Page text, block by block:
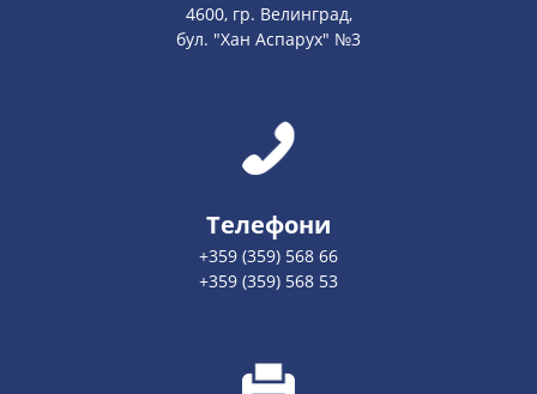
4600, гр. Велинград,
бул. "Хан Аспарух" №3
Телефони
+359 (359) 568 66
+359 (359) 568 53